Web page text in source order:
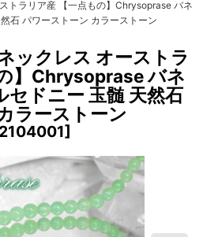
トラリア産 【一点もの】Chrysoprase バネ
石 パワーストーン カラーストーン
ックレス オーストラ
】Chrysoprase バネ
セドニー 玉髄 天然石
ラーストーン
]